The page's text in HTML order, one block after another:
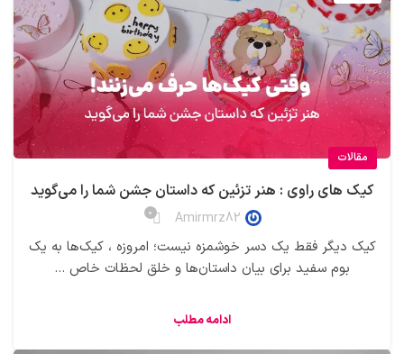
مقالات
کیک های راوی : هنر تزئین که داستان جشن شما را می‌گوید
Amirmrz82
0
کیک دیگر فقط یک دسر خوشمزه نیست؛ امروزه ، کیک‌ها به یک
بوم سفید برای بیان داستان‌ها و خلق لحظات خاص ...
ادامه مطلب